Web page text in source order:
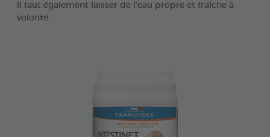
Il faut également laisser de l’eau propre et fraîche à
volonté.